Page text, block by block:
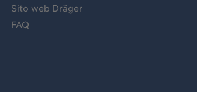
Sito web Dräger
FAQ